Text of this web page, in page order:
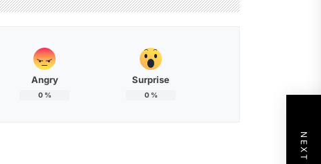
Angry
0%
Surprise
0%